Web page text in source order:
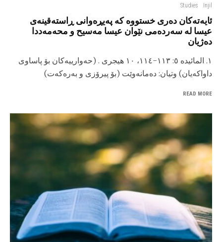
Injil
Studies
ئایەتەکان دەری خستووە کە پەیڕەوانی ڕاستەقینەی
عیسا لە سەردەمی نێوان عیسا مەسیح و محەمەددا
دەژیان
١. المائیده ٥: ١١٣-١١٤، ١٠ هیجری . (حه‌وارییه‌کان بۆ پاساوی
داواکه‌یان) وتیان: ده‌مانه‌وێت (بۆ پیرۆزی و به‌ره‌که‌ت)
READ MORE